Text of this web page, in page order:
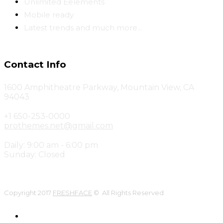
Unlimited Eelements
Mobile ready
Latest trends and much more...
Contact Info
1600 Amphitheatre Parkway, Mountain View, CA
94043
+1 650-253-0000
prothemes.net@gmail.com
Daily: 9:00 am - 6:00 pm
Sunday: Closed
Copyright 2017 FRESHFACE © All Rights Reserved